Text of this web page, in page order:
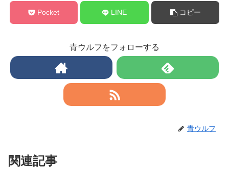
Pocket LINE コピー
青ウルフをフォローする
青ウルフ
関連記事